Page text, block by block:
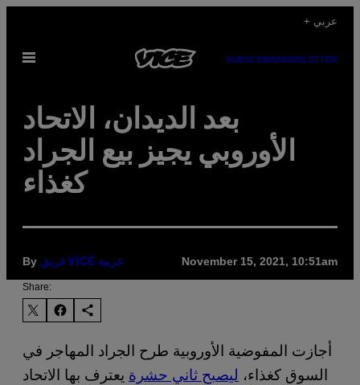
content
+ عربي
Open
SUBSCRIBENEWSLETTER
بعد الديدان، الاتحاد
الأوروبي يجيز بيع الجراد
كغذاء
By فريق VICE عربية November 15, 2021, 10:51am
Share:
أجازت المفوضية الأوروبية طرح الجراد المهاجر في
السوق كغذاء، ليصبح ثاني حشرة يعترف بها الاتحاد